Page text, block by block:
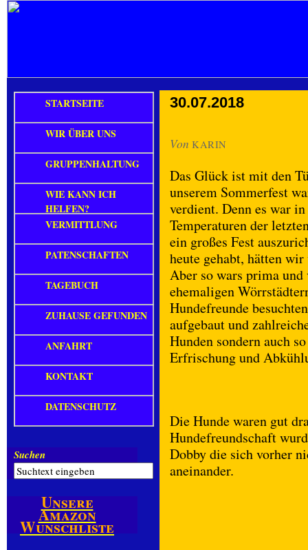
30.07.2018
Von KARIN
Das Glück ist mit den
unserem Sommerfest
verdient. Denn es war
Temperaturen der
ein großes Fest
heute gehabt, hätten
Aber so wars prima
ehemaligen
Hundefreunde
aufgebaut und
Hunden sondern auch
Erfrischung und
Die Hunde waren gut
Hundefreundschaft
Dobby die sich vorher
aneinander.
STARTSEITE
WIR ÜBER UNS
GRUPPENHALTUNG
WIE KANN ICH
HELFEN?
VERMITTLUNG
PATENSCHAFTEN
TAGEBUCH
ZUHAUSE GEFUNDEN
ANFAHRT
KONTAKT
DATENSCHUTZ
Suchen
Unsere
Amazon
Wunschliste